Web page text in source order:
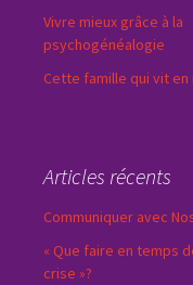
Vivre mieux grâce à la
psychogénéalogie
Cette famille qui vit en
Articles récents
Communiquer avec
« Que faire en temps
crise »?